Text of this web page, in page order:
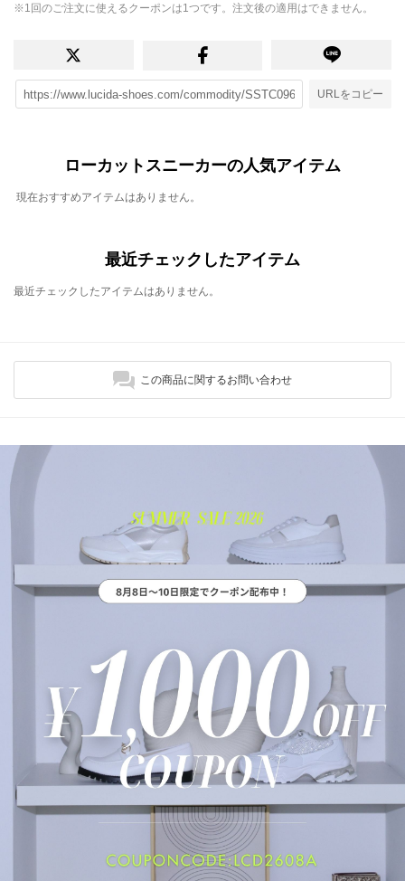
※1回のご注文に使えるクーポンは1つです。注文後の適用はできません。
URLをコピー
ローカットスニーカーの人気アイテム
現在おすすめアイテムはありません。
最近チェックしたアイテム
最近チェックしたアイテムはありません。
この商品に関するお問い合わせ